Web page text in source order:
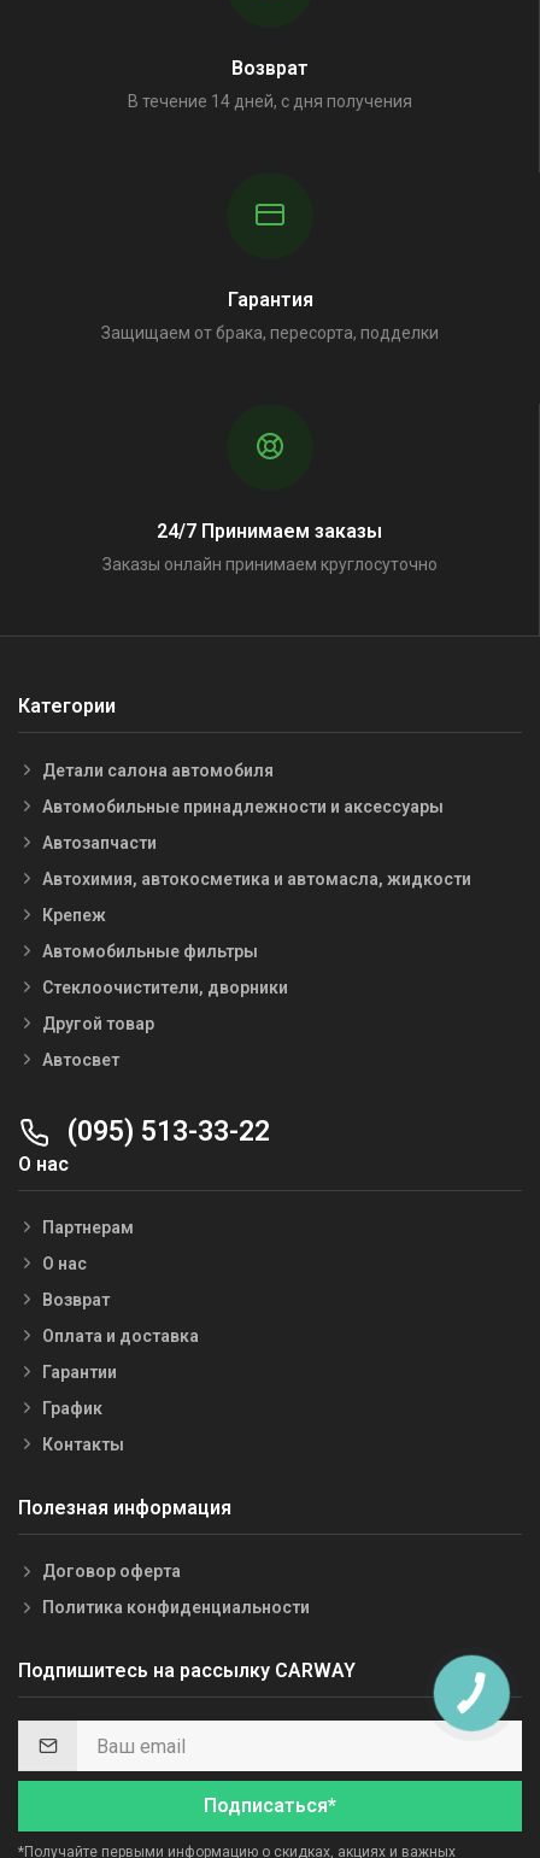
Возврат
В течение 14 дней, с дня получения
Гарантия
Защищаем от брака, пересорта, подделки
24/7 Принимаем заказы
Заказы онлайн принимаем круглосуточно
Категории
Детали салона автомобиля
Автомобильные принадлежности и аксессуары
Автозапчасти
Автохимия, автокосметика и автомасла, жидкости
Крепеж
Автомобильные фильтры
Стеклоочистители, дворники
Другой товар
Автосвет
(095) 513-33-22
О нас
Партнерам
О нас
Возврат
Оплата и доставка
Гарантии
График
Контакты
Полезная информация
Договор оферта
Политика конфиденциальности
Подпишитесь на рассылку CARWAY
Подписаться*
*Получайте первыми информацию о скидках, акциях и важных